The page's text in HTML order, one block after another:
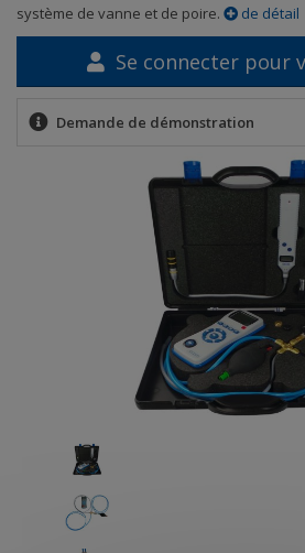
système de vanne et de poire.
de détail
Se connecter pour
Demande de démonstration